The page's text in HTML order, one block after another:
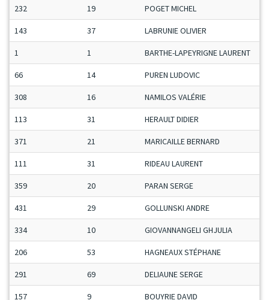
232 19 POGET MICHEL
143 37 LABRUNIE OLIVIER
1 1 BARTHE-LAPEYRIGNE LAURENT
66 14 PUREN LUDOVIC
308 16 NAMILOS VALÉRIE
113 31 HERAULT DIDIER
371 21 MARICAILLE BERNARD
111 31 RIDEAU LAURENT
359 20 PARAN SERGE
431 29 GOLLUNSKI ANDRE
334 10 GIOVANNANGELI GHJULIA
206 53 HAGNEAUX STÉPHANE
291 69 DELIAUNE SERGE
157 9 BOUYRIE DAVID